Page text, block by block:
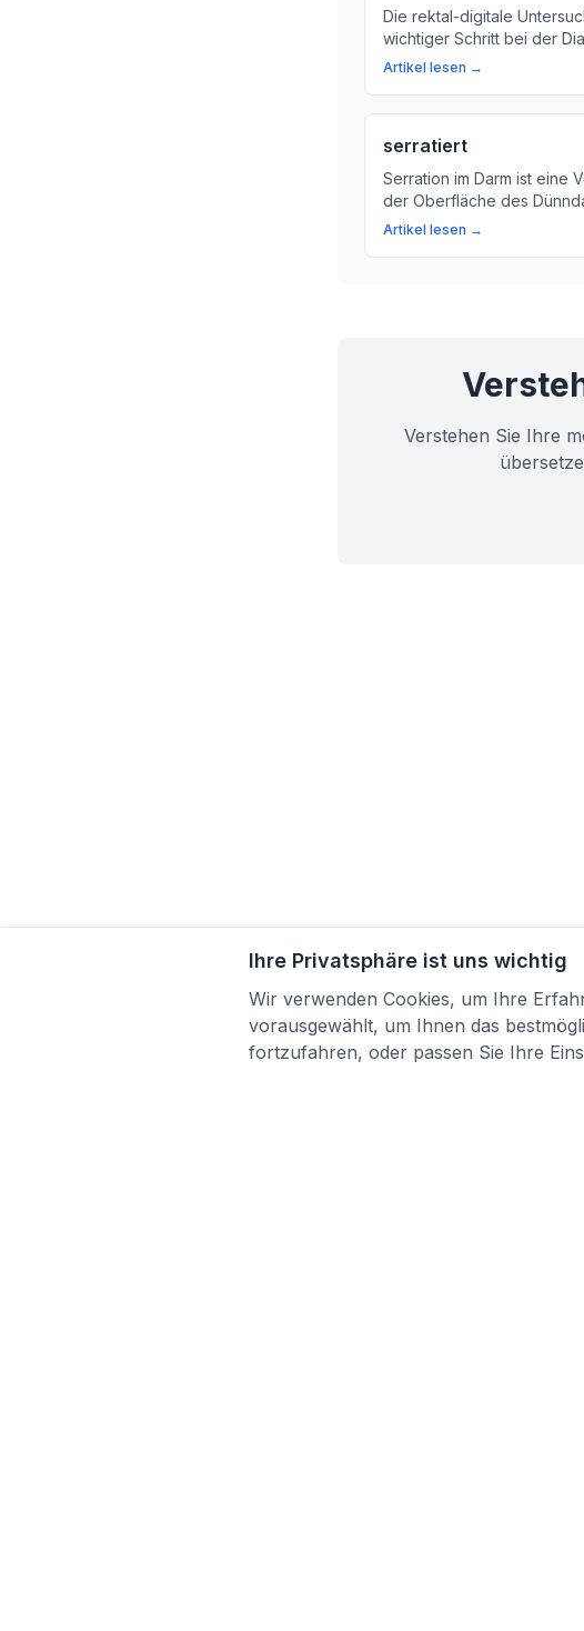
Die rektal-digitale
wichtiger Schritt bei der
Darmerkrankungen. Wir
Artikel lesen →
serratiert
Serration im Darm ist eine
der Oberfläche des
erfahren Sie, was
Artikel lesen →
Verstehen Sie Ihre
Ihre Privatsphäre ist uns wichtig
Wir verwenden Cookies, um Ihre
vorausgewählt, um Ihnen das
fortzufahren, oder passen Sie Ihre